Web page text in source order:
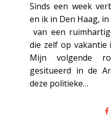
Sinds een week
en ik in Den Haag,
van een
die zelf op vakantie
Mijn volgende
gesitueerd in de
deze politieke…